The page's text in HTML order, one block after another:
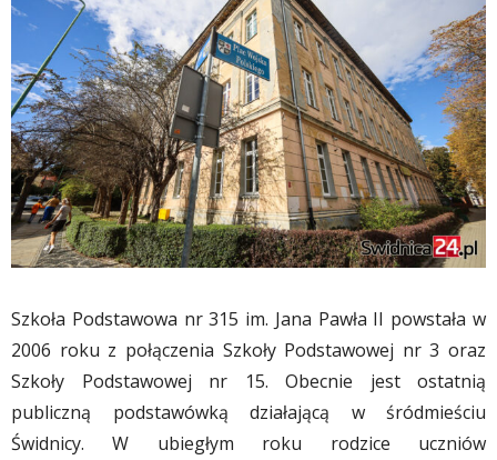
Szkoła Podstawowa nr 315 im. Jana Pawła II powstała w
2006 roku z połączenia Szkoły Podstawowej nr 3 oraz
Szkoły Podstawowej nr 15. Obecnie jest ostatnią
publiczną podstawówką działającą w śródmieściu
Świdnicy. W ubiegłym roku rodzice uczniów